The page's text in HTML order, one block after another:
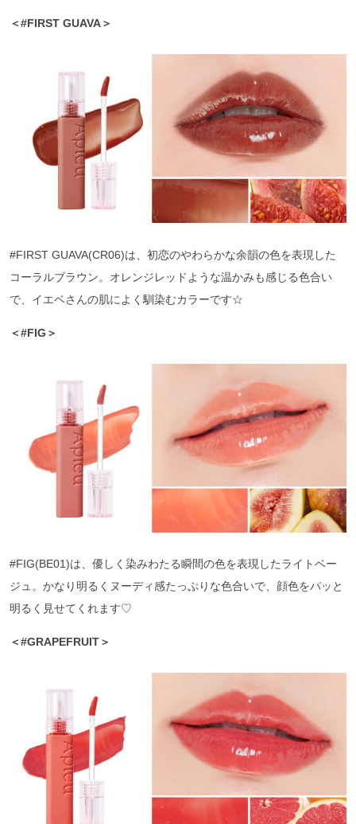
＜#FIRST GUAVA＞
#FIRST GUAVA(CR06)は、初恋のやわらかな余韻の色を表現した
コーラルブラウン。オレンジレッドような温かみも感じる色合い
で、イエベさんの肌によく馴染むカラーです☆
＜#FIG＞
#FIG(BE01)は、優しく染みわたる瞬間の色を表現したライトベー
ジュ。かなり明るくヌーディ感たっぷりな色合いで、顔色をパッと
明るく見せてくれます♡
＜#GRAPEFRUIT＞